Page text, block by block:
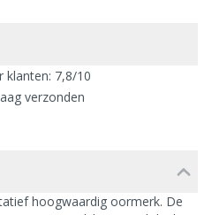
klanten: 7,8/10
verzonden
hoogwaardig oormerk. De